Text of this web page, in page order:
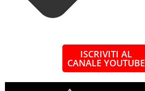
ISCRIVITI AL
CANALE YOUTUBE